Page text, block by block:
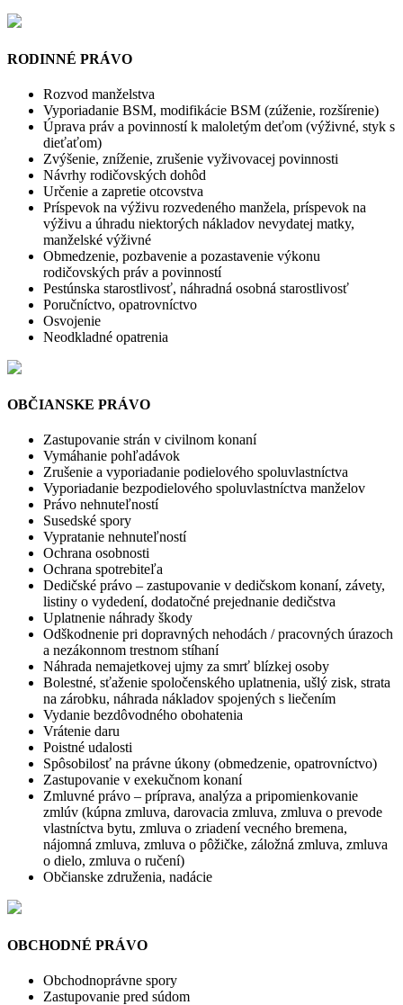
RODINNÉ PRÁVO
Rozvod manželstva
Vyporiadanie BSM, modifikácie BSM (zúženie, rozšírenie)
Úprava práv a povinností k maloletým deťom (výživné, styk s
dieťaťom)
Zvýšenie, zníženie, zrušenie vyživovacej povinnosti
Návrhy rodičovských dohôd
Určenie a zapretie otcovstva
Príspevok na výživu rozvedeného manžela, príspevok na
výživu a úhradu niektorých nákladov nevydatej matky,
manželské výživné
Obmedzenie, pozbavenie a pozastavenie výkonu
rodičovských práv a povinností
Pestúnska starostlivosť, náhradná osobná starostlivosť
Poručníctvo, opatrovníctvo
Osvojenie
Neodkladné opatrenia
OBČIANSKE PRÁVO
Zastupovanie strán v civilnom konaní
Vymáhanie pohľadávok
Zrušenie a vyporiadanie podielového spoluvlastníctva
Vyporiadanie bezpodielového spoluvlastníctva manželov
Právo nehnuteľností
Susedské spory
Vypratanie nehnuteľností
Ochrana osobnosti
Ochrana spotrebiteľa
Dedičské právo – zastupovanie v dedičskom konaní, závety,
listiny o vydedení, dodatočné prejednanie dedičstva
Uplatnenie náhrady škody
Odškodnenie pri dopravných nehodách / pracovných úrazoch
a nezákonnom trestnom stíhaní
Náhrada nemajetkovej ujmy za smrť blízkej osoby
Bolestné, sťaženie spoločenského uplatnenia, ušlý zisk, strata
na zárobku, náhrada nákladov spojených s liečením
Vydanie bezdôvodného obohatenia
Vrátenie daru
Poistné udalosti
Spôsobilosť na právne úkony (obmedzenie, opatrovníctvo)
Zastupovanie v exekučnom konaní
Zmluvné právo – príprava, analýza a pripomienkovanie
zmlúv (kúpna zmluva, darovacia zmluva, zmluva o prevode
vlastníctva bytu, zmluva o zriadení vecného bremena,
nájomná zmluva, zmluva o pôžičke, záložná zmluva, zmluva
o dielo, zmluva o ručení)
Občianske združenia, nadácie
OBCHODNÉ PRÁVO
Obchodnoprávne spory
Zastupovanie pred súdom